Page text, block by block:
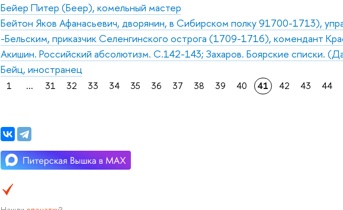
Бейер Питер (Беер), комельный мастер
Бейтон Яков Афанасьевич, дворянин, в Сибирском полку 91700-1713),
-Бельским, приказчик Селенгинского острога (1709-1716), комендант
Акишин. Российский абсолютизм. С.142-143; Захаров. Боярские списки.
Бейц, иностранец
1 ... 31 32 33 34 35 36 37 38 39 40 41 42 43 44